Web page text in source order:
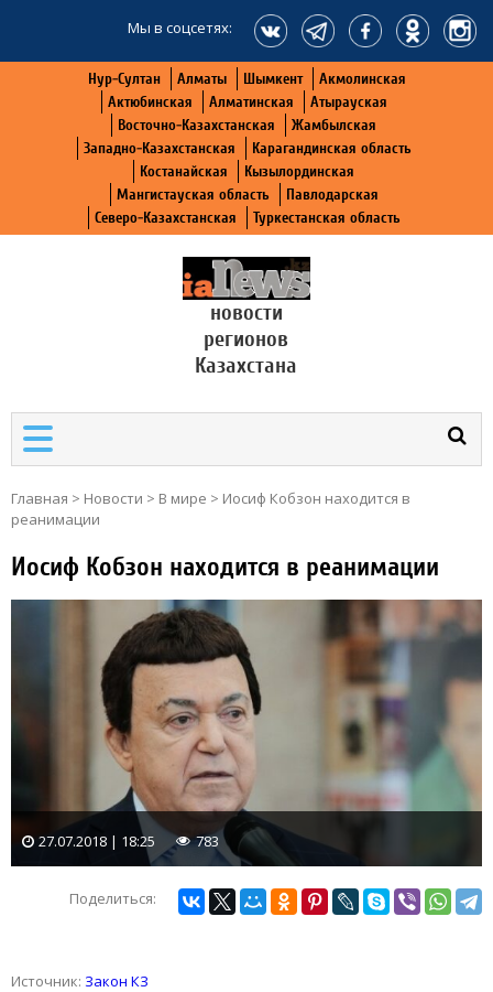
Мы в соцсетях:
Нур-Султан Алматы Шымкент
Акмолинская
Актюбинская
Алматинская
Атырауская
Восточно-Казахстанская
Жамбылская
Западно-Казахстанская
Карагандинская область
Костанайская
Кызылординская
Мангистауская область
Павлодарская
Северо-Казахстанская
Туркестанская область
новости
регионов
Казахстана
Главная > Новости > В мире > Иосиф Кобзон находится в
реанимации
Иосиф Кобзон находится в реанимации
27.07.2018 | 18:25 783
Поделиться:
Источник: Закон КЗ